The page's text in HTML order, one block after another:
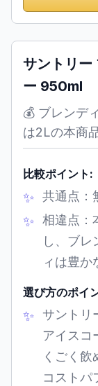
サントリー
ー 950ml
💰 ブレンデ
は2Lの本商
比較ポイント:
共通点：
相違点：
し、ブ
ィは豊か
選び方のポイ
サントリ
アイスコ
くごく飲
コストパ